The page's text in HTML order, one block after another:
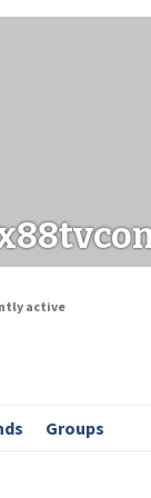
active
Groups